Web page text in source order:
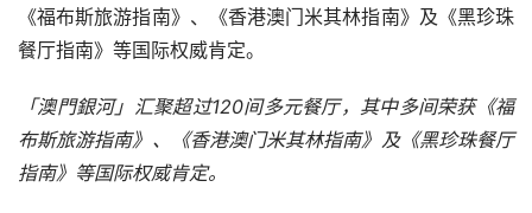
「澳門銀河」汇聚超过120间多元餐厅，其中多间荣获《福
布斯旅游指南》、《香港澳门米其林指南》及《黑珍珠餐厅
指南》等国际权威肯定。